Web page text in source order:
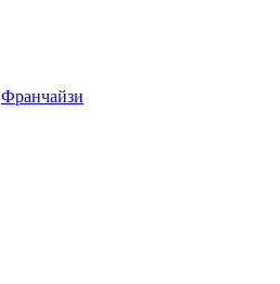
Франчайзи